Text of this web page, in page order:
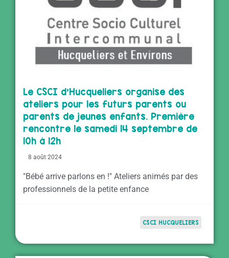
Le CSCI d’Hucqueliers organise des
ateliers pour les futurs parents ou
parents de jeunes enfants. Première
rencontre le samedi 14 septembre de
10h à 12h
8 août 2024
"Bébé arrive parlons en !" Ateliers animés par des
professionnels de la petite enfance
CSCI HUCQUELIERS